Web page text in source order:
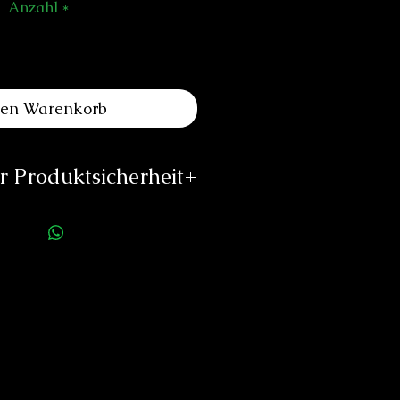
Anzahl *
Warenkorb
Produktsicherheit
Strom Watches